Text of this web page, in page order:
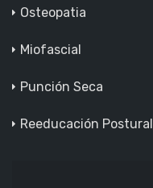
Osteopatia
Miofascial
Punción Seca
Reeducación Postural